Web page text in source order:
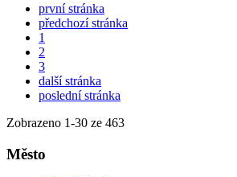
první stránka
předchozí stránka
1
2
3
další stránka
poslední stránka
Zobrazeno 1-30 ze 463
Město